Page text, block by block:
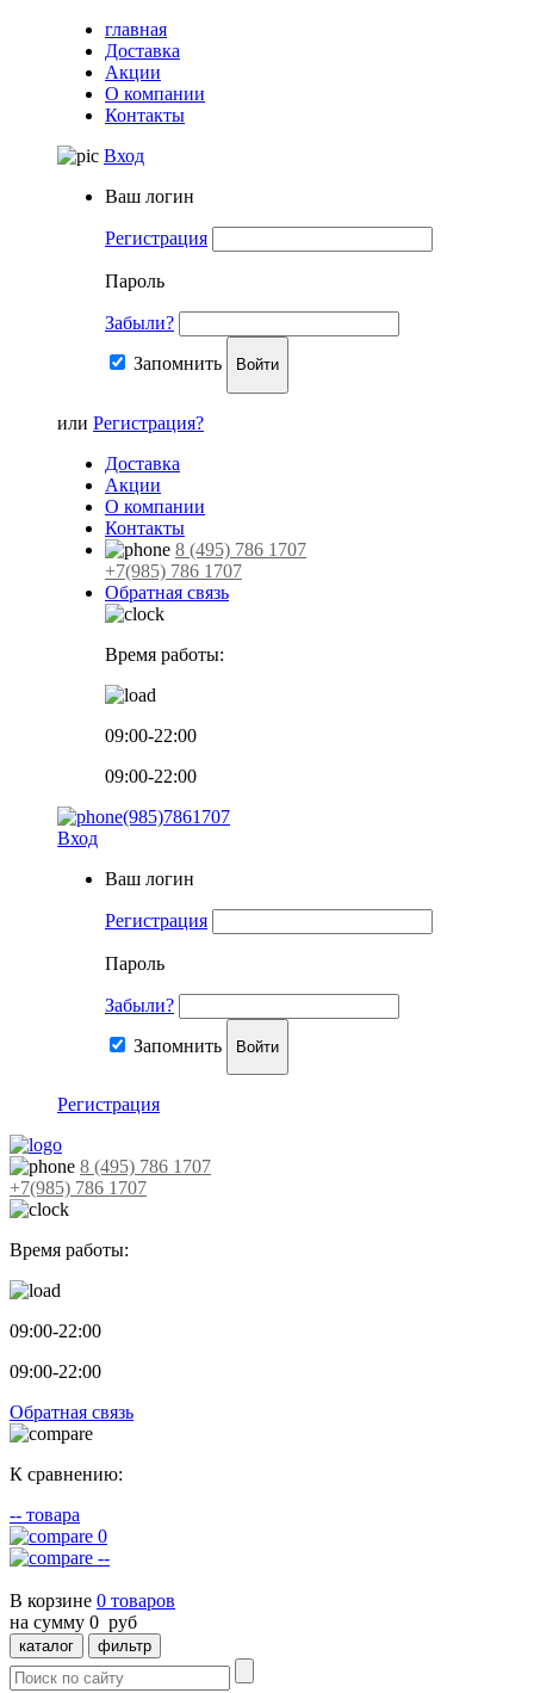
главная
Доставка
Акции
О компании
Контакты
Вход
Ваш логин
Регистрация
Пароль
Забыли?
Запомнить Войти
или Регистрация?
Доставка
Акции
О компании
Контакты
8 (495) 786 1707
+7(985) 786 1707
Обратная связь
Время работы:
09:00-22:00
09:00-22:00
(985)7861707
Вход
Ваш логин
Регистрация
Пароль
Забыли?
Запомнить Войти
Регистрация
8 (495) 786 1707
+7(985) 786 1707
Время работы:
09:00-22:00
09:00-22:00
Обратная связь
К сравнению:
-- товара
0
--
В корзине 0 товаров
на сумму 0 руб
каталог фильтр